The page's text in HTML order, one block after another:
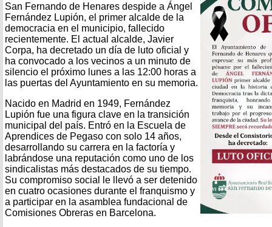
San Fernando de Henares despide a Ángel
Fernández Lupión, el primer alcalde de la
democracia en el municipio, fallecido
recientemente. El actual alcalde, Javier
Corpa, ha decretado un día de luto oficial y
ha convocado a los vecinos a un minuto de
silencio el próximo lunes a las 12:00 horas a
las puertas del Ayuntamiento en su memoria.
Nacido en Madrid en 1949, Fernández
Lupión fue una figura clave en la transición
municipal del país. Entró en la Escuela de
Aprendices de Pegaso con solo 14 años,
desarrollando su carrera en la factoría y
labrándose una reputación como uno de los
sindicalistas más destacados de su tiempo.
Su compromiso social le llevó a ser detenido
en cuatro ocasiones durante el franquismo y
a participar en la asamblea fundacional de
Comisiones Obreras en Barcelona.